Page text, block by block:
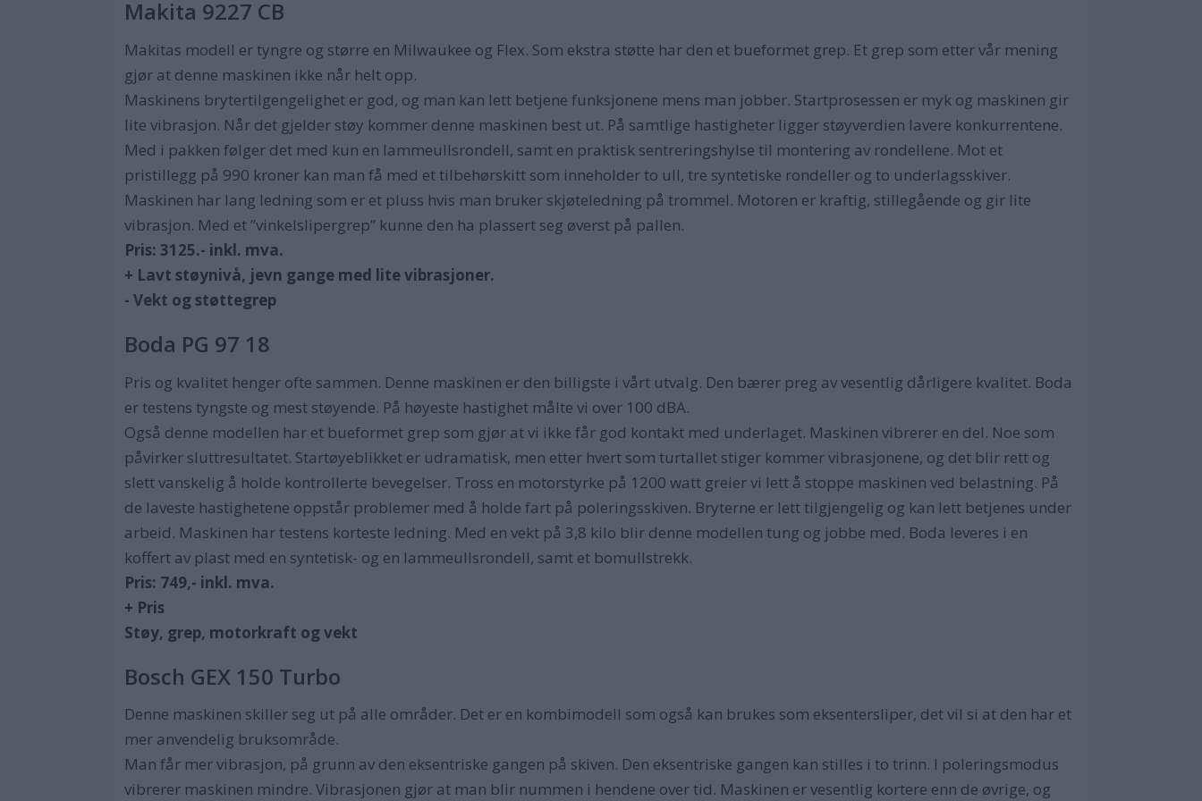
Makita 9227 CB
Makitas modell er tyngre og større en Milwaukee og Flex. Som ekstra støtte har den et bueformet grep. Et grep som etter vår mening
gjør at denne maskinen ikke når helt opp.
Maskinens brytertilgengelighet er god, og man kan lett betjene funksjonene mens man jobber. Startprosessen er myk og maskinen gir
lite vibrasjon. Når det gjelder støy kommer denne maskinen best ut. På samtlige hastigheter ligger støyverdien lavere konkurrentene.
Med i pakken følger det med kun en lammeullsrondell, samt en praktisk sentreringshylse til montering av rondellene. Mot et
pristillegg på 990 kroner kan man få med et tilbehørskitt som inneholder to ull, tre syntetiske rondeller og to underlagsskiver.
Maskinen har lang ledning som er et pluss hvis man bruker skjøteledning på trommel. Motoren er kraftig, stillegående og gir lite
vibrasjon. Med et ”vinkelslipergrep” kunne den ha plassert seg øverst på pallen.
Pris: 3125.- inkl. mva.
+ Lavt støynivå, jevn gange med lite vibrasjoner.
- Vekt og støttegrep
Boda PG 97 18
Pris og kvalitet henger ofte sammen. Denne maskinen er den billigste i vårt utvalg. Den bærer preg av vesentlig dårligere kvalitet. Boda
er testens tyngste og mest støyende. På høyeste hastighet målte vi over 100 dBA.
Også denne modellen har et bueformet grep som gjør at vi ikke får god kontakt med underlaget. Maskinen vibrerer en del. Noe som
påvirker sluttresultatet. Startøyeblikket er udramatisk, men etter hvert som turtallet stiger kommer vibrasjonene, og det blir rett og
slett vanskelig å holde kontrollerte bevegelser. Tross en motorstyrke på 1200 watt greier vi lett å stoppe maskinen ved belastning. På
de laveste hastighetene oppstår problemer med å holde fart på poleringsskiven. Bryterne er lett tilgjengelig og kan lett betjenes under
arbeid. Maskinen har testens korteste ledning. Med en vekt på 3,8 kilo blir denne modellen tung og jobbe med. Boda leveres i en
koffert av plast med en syntetisk- og en lammeullsrondell, samt et bomullstrekk.
Pris: 749,- inkl. mva.
+ Pris
Støy, grep, motorkraft og vekt
Bosch GEX 150 Turbo
Denne maskinen skiller seg ut på alle områder. Det er en kombimodell som også kan brukes som eksentersliper, det vil si at den har et
mer anvendelig bruksområde.
Man får mer vibrasjon, på grunn av den eksentriske gangen på skiven. Den eksentriske gangen kan stilles i to trinn. I poleringsmodus
vibrerer maskinen mindre. Vibrasjonen gjør at man blir nummen i hendene over tid. Maskinen er vesentlig kortere enn de øvrige, og